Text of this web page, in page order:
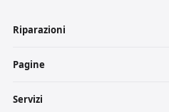
Riparazioni
Pagine
Servizi